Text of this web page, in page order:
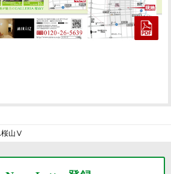
桜山Ⅴ